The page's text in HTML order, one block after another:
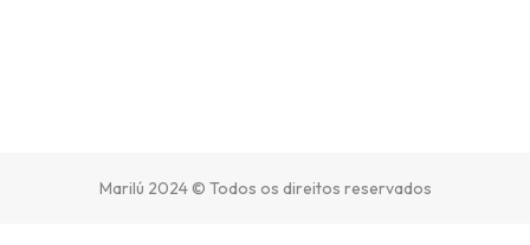
Marilú 2024 © Todos os direitos reservados